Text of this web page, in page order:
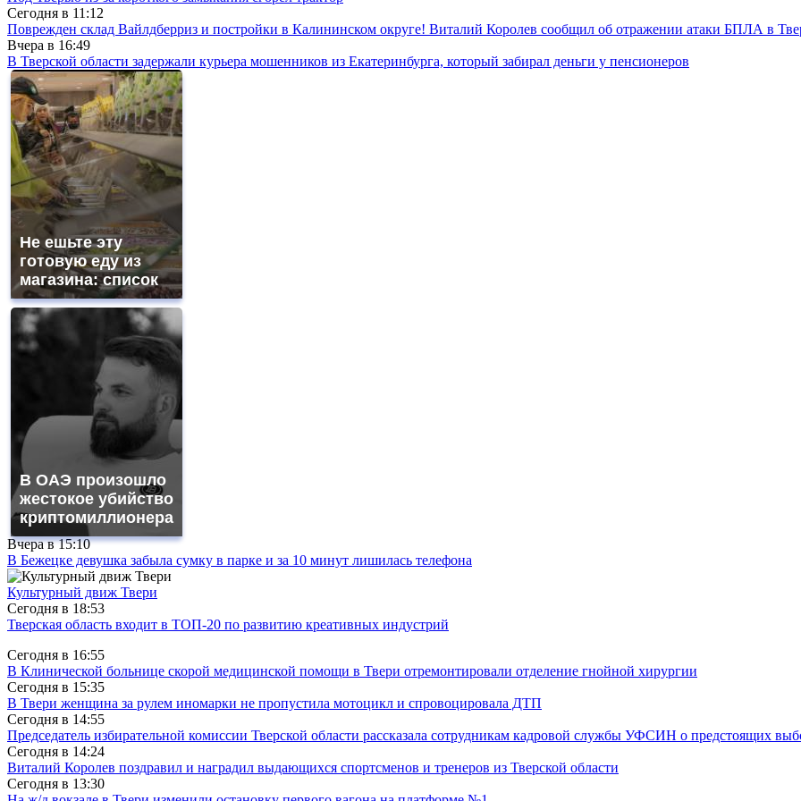
Сегодня в 11:12
Поврежден склад Вайлдберриз и постройки в Калининском округе! Виталий Королев сообщил об отражении атаки БПЛА в
Вчера в 16:49
В Тверской области задержали курьера мошенников из Екатеринбурга, который забирал деньги у пенсионеров
Не ешьте эту
готовую еду из
магазина: список
В ОАЭ произошло
жестокое убийство
криптомиллионера
Вчера в15:10
В Бежецке девушка забыла сумку в парке и за 10 минут лишилась телефона
Культурный движ Твери
Сегодня в 18:53
Тверская область входит в ТОП-20 по развитию креативных индустрий
Сегодня в 16:55
В Клинической больнице скорой медицинской помощи в Твери отремонтировали отделение гнойной хирургии
Сегодня в 15:35
В Твери женщина за рулем иномарки не пропустила мотоцикл и спровоцировала ДТП
Сегодня в 14:55
Председатель избирательной комиссии Тверской области рассказала сотрудникам кадровой службы УФСИН о предстоящих
Сегодня в 14:24
Виталий Королев поздравил и наградил выдающихся спортсменов и тренеров из Тверской области
Сегодня в 13:30